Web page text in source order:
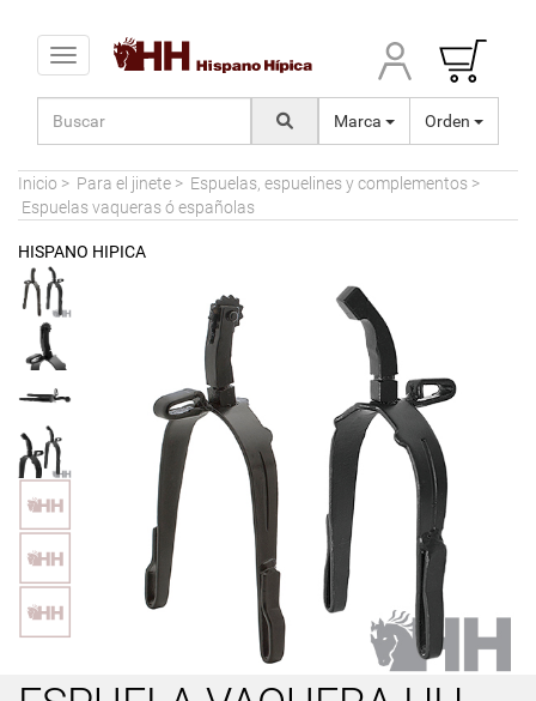
Toggle navigation
Marca Orden
Inicio > Para el jinete > Espuelas, espuelines y complementos >
Espuelas vaqueras ó españolas
HISPANO HIPICA